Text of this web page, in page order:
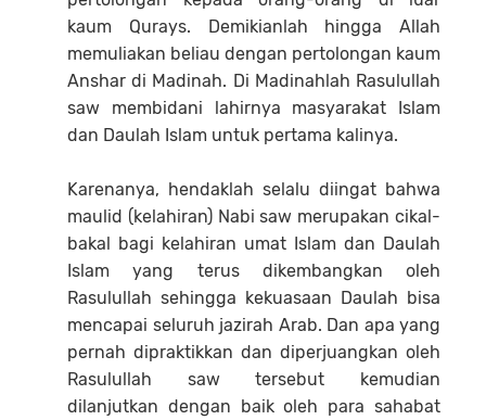
kaum Qurays. Demikianlah hingga Allah
memuliakan beliau dengan pertolongan kaum
Anshar di Madinah. Di Madinahlah Rasulullah
saw membidani lahirnya masyarakat Islam
dan Daulah Islam untuk pertama kalinya.
Karenanya, hendaklah selalu diingat bahwa
maulid (kelahiran) Nabi saw merupakan cikal-
bakal bagi kelahiran umat Islam dan Daulah
Islam yang terus dikembangkan oleh
Rasulullah sehingga kekuasaan Daulah bisa
mencapai seluruh jazirah Arab. Dan apa yang
pernah dipraktikkan dan diperjuangkan oleh
Rasulullah saw tersebut kemudian
dilanjutkan dengan baik oleh para sahabat